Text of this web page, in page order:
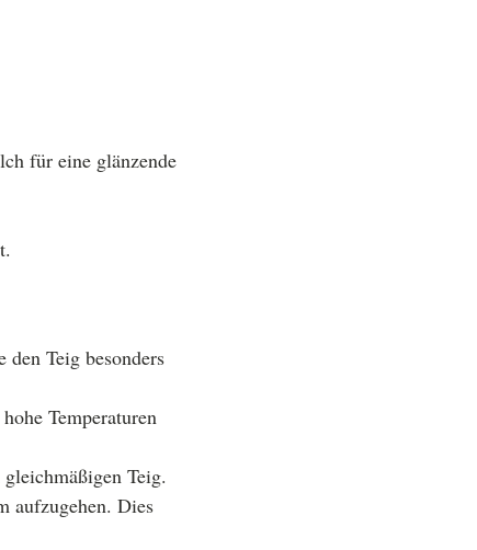
für eine glänzende
Teig besonders
Temperaturen
Teig.
aufzugehen. Dies